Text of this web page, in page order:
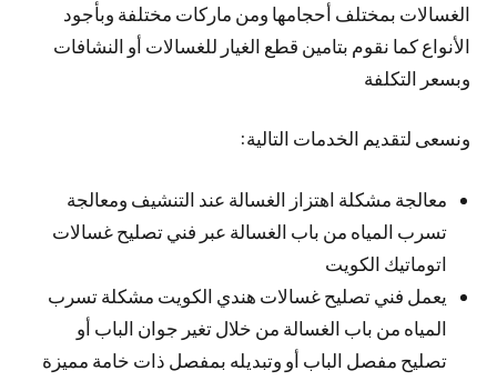
الغسالات بمختلف أحجامها ومن ماركات مختلفة وبأجود
الأنواع كما نقوم بتامين قطع الغيار للغسالات أو النشافات
وبسعر التكلفة
ونسعى لتقديم الخدمات التالية:
معالجة مشكلة اهتزاز الغسالة عند التنشيف ومعالجة
تسرب المياه من باب الغسالة عبر فني تصليح غسالات
اتوماتيك الكويت
يعمل فني تصليح غسالات هندي الكويت مشكلة تسرب
المياه من باب الغسالة من خلال تغير جوان الباب أو
تصليح مفصل الباب أو وتبديله بمفصل ذات خامة مميزة